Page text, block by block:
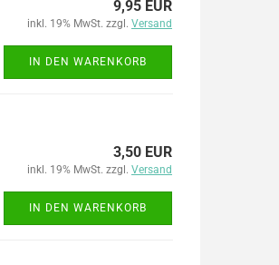
9,95 EUR
inkl. 19% MwSt. zzgl. Versand
IN DEN WARENKORB
3,50 EUR
inkl. 19% MwSt. zzgl. Versand
IN DEN WARENKORB